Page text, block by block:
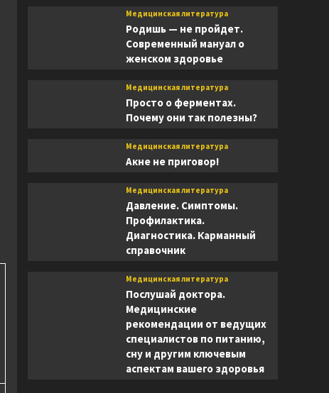
Медицинская литература
Родишь — не пройдет.
Современный мануал о
женском здоровье
Медицинская литература
Просто о ферментах.
Почему они так полезны?
Медицинская литература
Акне не приговор!
Медицинская литература
Давление. Симптомы.
Профилактика.
Диагностика. Карманный
справочник
Медицинская литература
Послушай доктора.
Медицинские
рекомендации от ведущих
специалистов по питанию,
сну и другим ключевым
аспектам вашего здоровья